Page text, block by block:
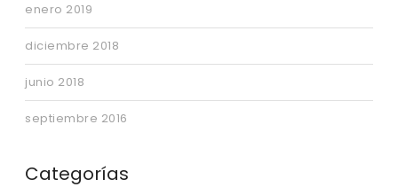
enero 2019
diciembre 2018
junio 2018
septiembre 2016
Categorías